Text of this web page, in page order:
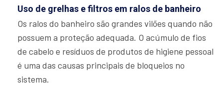
Uso de grelhas e filtros em ralos de banheiro
Os ralos do banheiro são grandes vilões quando não
possuem a proteção adequada. O acúmulo de fios
de cabelo e resíduos de produtos de higiene pessoal
é uma das causas principais de bloqueios no
sistema.